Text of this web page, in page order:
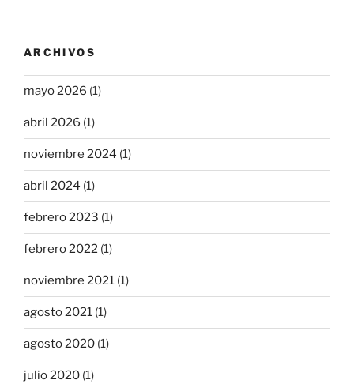
ARCHIVOS
mayo 2026 (1)
abril 2026 (1)
noviembre 2024 (1)
abril 2024 (1)
febrero 2023 (1)
febrero 2022 (1)
noviembre 2021 (1)
agosto 2021 (1)
agosto 2020 (1)
julio 2020 (1)